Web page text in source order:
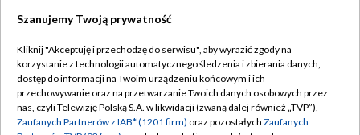
TVP
Abonament TVP
Emisja w TVP
Regulamin TVP
Polityka prywatności
Szanujemy Twoją prywatność
Kliknij "Akceptuję i przechodzę do serwisu", aby wyrazić zgody na
korzystanie z technologii automatycznego śledzenia i zbierania danych,
dostęp do informacji na Twoim urządzeniu końcowym i ich
przechowywanie oraz na przetwarzanie Twoich danych osobowych przez
nas, czyli Telewizję Polską S.A. w likwidacji (zwaną dalej również „TVP”),
Zaufanych Partnerów z IAB* (1201 firm) oraz pozostałych Zaufanych